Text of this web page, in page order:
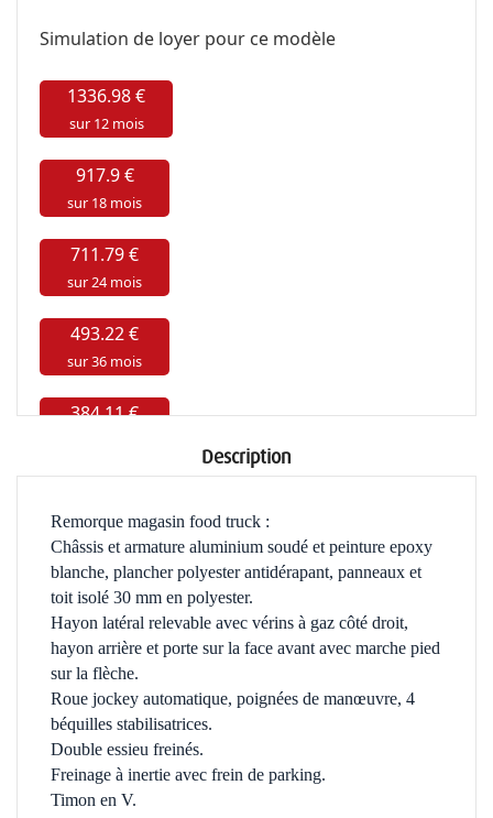
Description
Remorque magasin food truck :
Châssis et armature aluminium soudé et peinture epoxy
blanche, plancher polyester antidérapant, panneaux et
toit isolé 30 mm en polyester.
Hayon latéral relevable avec vérins à gaz côté droit,
hayon arrière et porte sur la face avant avec marche pied
sur la flèche.
Roue jockey automatique, poignées de manœuvre, 4
béquilles stabilisatrices.
Double essieu freinés.
Freinage à inertie avec frein de parking.
Timon en V.